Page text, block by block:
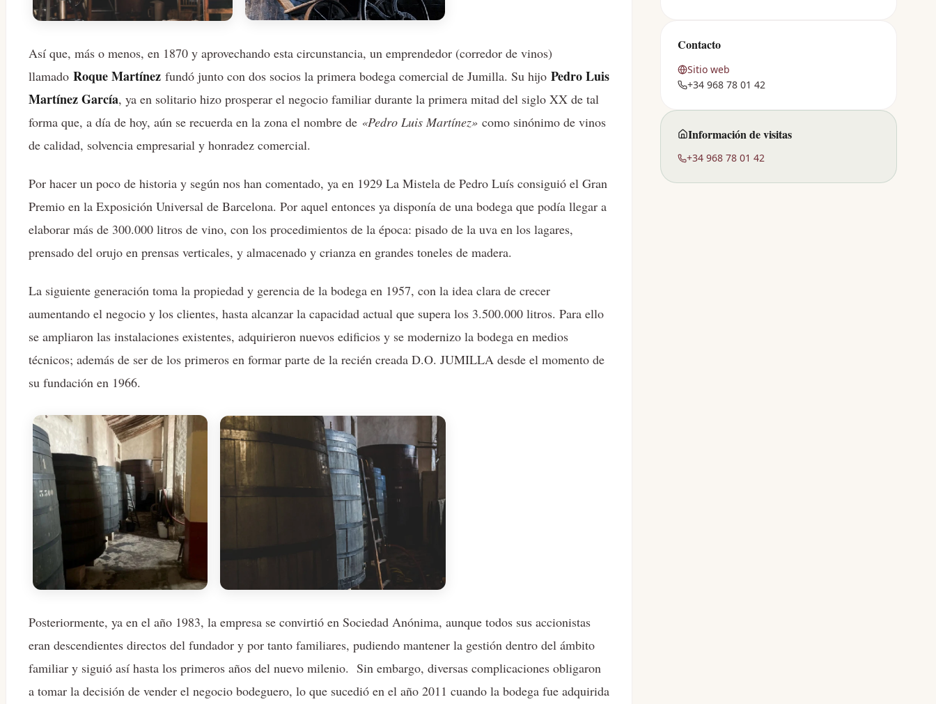
Así que, más o menos, en 1870 y aprovechando esta circunstancia, un emprendedor (corredor de vinos)
llamado Roque Martínez fundó junto con dos socios la primera bodega comercial de Jumilla. Su hijo Pedro Luis
Martínez García, ya en solitario hizo prosperar el negocio familiar durante la primera mitad del siglo XX de tal
forma que, a día de hoy, aún se recuerda en la zona el nombre de «Pedro Luis Martínez» como sinónimo de vinos
de calidad, solvencia empresarial y honradez comercial.
Por hacer un poco de historia y según nos han comentado, ya en 1929 La Mistela de Pedro Luís consiguió el Gran
Premio en la Exposición Universal de Barcelona. Por aquel entonces ya disponía de una bodega que podía llegar a
elaborar más de 300.000 litros de vino, con los procedimientos de la época: pisado de la uva en los lagares,
prensado del orujo en prensas verticales, y almacenado y crianza en grandes toneles de madera.
La siguiente generación toma la propiedad y gerencia de la bodega en 1957, con la idea clara de crecer
aumentando el negocio y los clientes, hasta alcanzar la capacidad actual que supera los 3.500.000 litros. Para ello
se ampliaron las instalaciones existentes, adquirieron nuevos edificios y se modernizo la bodega en medios
técnicos; además de ser de los primeros en formar parte de la recién creada D.O. JUMILLA desde el momento de
su fundación en 1966.
Posteriormente, ya en el año 1983, la empresa se convirtió en Sociedad Anónima, aunque todos sus accionistas
eran descendientes directos del fundador y por tanto familiares, pudiendo mantener la gestión dentro del ámbito
familiar y siguió así hasta los primeros años del nuevo milenio. Sin embargo, diversas complicaciones obligaron
a tomar la decisión de vender el negocio bodeguero, lo que sucedió en el año 2011 cuando la bodega fue adquirida
Contacto
Sitio web
+34 968 78 01 42
Información de visitas
+34 968 78 01 42